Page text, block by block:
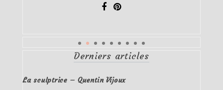
Derniers articles
La sculptrice – Quentin Vijoux